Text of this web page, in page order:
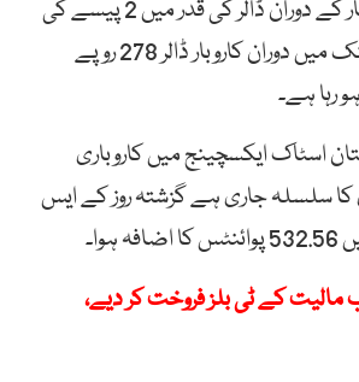
انٹر بینک میں کاروبار کے دوران ڈالر کی قدر میں 2 پیسے کی
کمی ہو گئی،انٹر بینک میں دوران کاروبار ڈالر 278 روپے
اسٹاک ایکسچینج میں کاروباری
کا سلسلہ جاری ہے گزشتہ روز کے ایس
نے 321 ارب مالیت کے ٹی بلز فروخت کر دیے،